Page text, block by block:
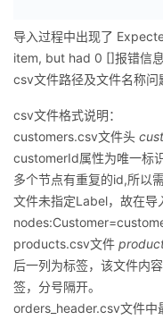
导入过程中出现了
item, but had 0 []报错信
csv文件路径及文件名称问
csv文件格式说明：
customers.csv文件头
customerId属性为唯一标
多个节点有重复的id,所以
文件未指定Label，故在
products.csv文件
后一列为标签，该文件内
签，分号隔开。
orders_header.csv文件中